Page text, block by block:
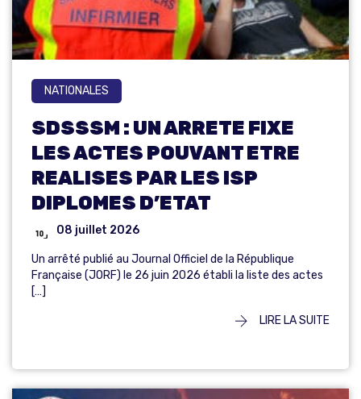
NATIONALES
SDSSSM : UN ARRETE FIXE
LES ACTES POUVANT ETRE
REALISES PAR LES ISP
DIPLOMES D’ETAT
08 juillet 2026
Un arrêté publié au Journal Officiel de la République
Française (JORF) le 26 juin 2026 établi la liste des actes
[…]
LIRE LA SUITE